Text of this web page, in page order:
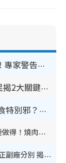
行李清潔｜車轆污糟過馬桶58倍！專家警告忌用酒精抹 教1招免污手除菌
裝修拆鐵閘隨時變賊人目標？網民揭2大關鍵用途：裝新式等於白裝？附新舊鐵閘分別
鬼門開2026｜農曆七月撞正日全食特別邪？專家警告切忌做一事！揭4大禁忌+2招保平安
鬼門開2026｜8.13鬼節禁忌 22件事唔做得！燒肉、刺身要少食？半夜勿吹口哨/打呢個電話
網傳公院改用內地/副廠藥？醫生拆解正副廠分別 揭4類人換藥隨時出事